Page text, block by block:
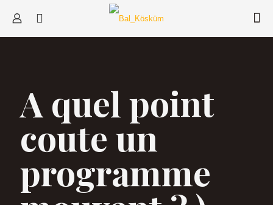
A quel point
coute un
programme